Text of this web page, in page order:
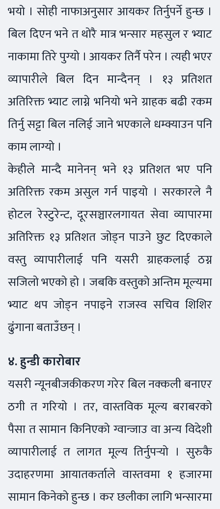
भयो । सोही नाफाअनुसार आयकर तिर्नुपर्ने हुन्छ ।
बिल दिएन भने त थोरै मात्र भन्सार महसुल र भ्याट
नाकामा तिरे पुग्यो । आयकर तिर्नै परेन । त्यही भएर
व्यापारीले बिल दिन मान्दैनन् । १३ प्रतिशत
अतिरिक्त भ्याट लाग्ने भनियो भने ग्राहक बढी रकम
तिर्नु सट्टा बिल नलिई जाने भएकाले धम्क्याउन पनि
काम लाग्यो ।
केहीले मान्दै मानेनन् भने १३ प्रतिशत भए पनि
अतिरिक्त रकम असुल गर्न पाइयो । सरकारले नै
होटल रेस्टुरेन्ट, दूरसञ्चारलगायत सेवा व्यापारमा
अतिरिक्त १३ प्रतिशत जोड्न पाउने छुट दिएकाले
वस्तु व्यापारीलाई पनि यसरी ग्राहकलाई ठग्न
सजिलो भएको हो । जबकि वस्तुको अन्तिम मूल्यमा
भ्याट थप जोड्न नपाइने राजस्व सचिव शिशिर
ढुंगाना बताउँछन् ।
४. हुन्डी कारोबार
यसरी न्यूनबीजकीकरण गरेर बिल नक्कली बनाएर
ठगी त गरियो । तर, वास्तविक मूल्य बराबरको
पैसा त सामान किनिएको ग्वान्जाउ वा अन्य विदेशी
व्यापारीलाई त लागत मूल्य तिर्नुपर्‍यो । सुरुकै
उदाहरणमा आयातकर्ताले वास्तवमा १ हजारमा
सामान किनेको हुन्छ । कर छलीका लागि भन्सारमा